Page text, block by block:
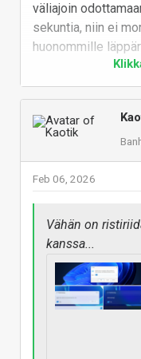
One of the most
controversial
Explorer.
The second
“Ask Copilot.”
väliajoin
sekuntia, niin ei
huonommille
tarvitsisi
laitetaanko
rautavalmistajien
enää pyörittää
Vastaa
Feb 06, 2026
Vähän on
kanssa...